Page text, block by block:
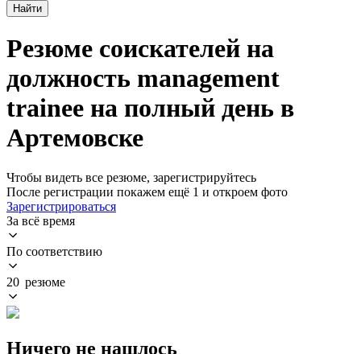
Найти
Резюме соискателей на
должность management
trainee на полный день в
Артемовске
Чтобы видеть все резюме, зарегистрируйтесь
После регистрации покажем ещё 1 и откроем фото
Зарегистрироваться
За всё время
По соответствию
20 резюме
Ничего не нашлось